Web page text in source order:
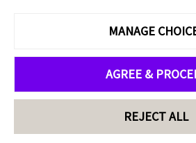
MANAGE
AGREE &
REJECT ALL